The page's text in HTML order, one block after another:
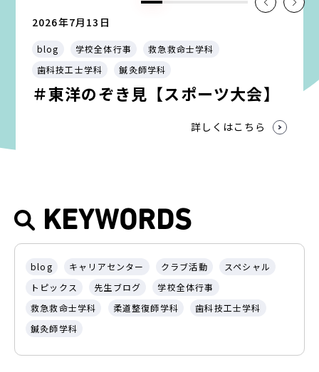
2026年7月13日
blog 学校全体行事
救急救命士学科
歯科技工士学科
鍼灸師学科
＃東洋のぞき見【スポーツ大会】
詳しくはこちら
KEYWORDS
blog キャリアセンター クラブ活動
スペシャル
トピックス
先生ブログ
学校全体行事
救急救命士学科
柔道整復師学科
歯科技工士学科
鍼灸師学科